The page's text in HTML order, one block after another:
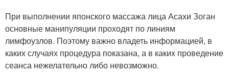
При выполнении японского массажа лица Асахи Зоган
основные манипуляции проходят по линиям
лимфоузлов. Поэтому важно владеть информацией, в
каких случаях процедура показана, а в каких проведение
сеанса нежелательно либо невозможно.